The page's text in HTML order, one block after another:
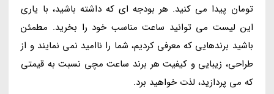
تومان پیدا می کنید. هر بودجه ای که داشته باشید، با یاری
این لیست می توانید ساعت مناسب خود را بخرید. مطمئن
باشید برندهایی که معرفی کردیم، شما را ناامید نمی نمایند و از
طراحی، زیبایی و کیفیت هر برند ساعت مچی نسبت به قیمتی
که می پردازید، لذت خواهید برد.